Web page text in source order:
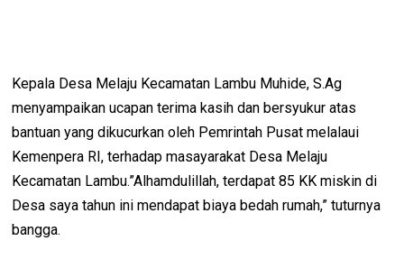
Kepala Desa Melaju Kecamatan Lambu Muhide, S.Ag
menyampaikan ucapan terima kasih dan bersyukur atas
bantuan yang dikucurkan oleh Pemrintah Pusat melalaui
Kemenpera RI, terhadap masayarakat Desa Melaju
Kecamatan Lambu.”Alhamdulillah, terdapat 85 KK miskin di
Desa saya tahun ini mendapat biaya bedah rumah,” tuturnya
bangga.